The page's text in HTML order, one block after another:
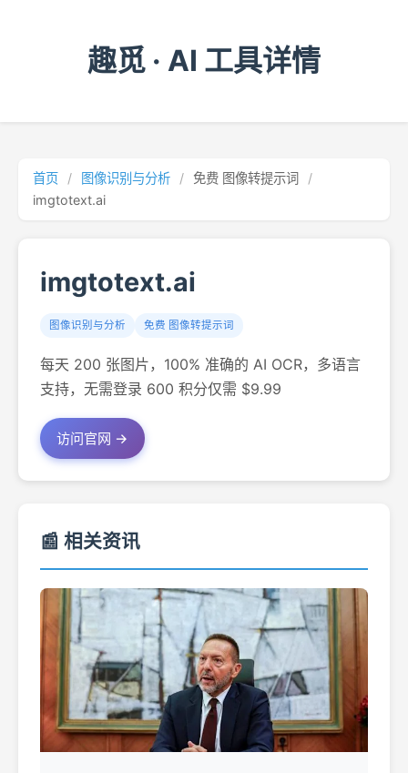
趣觅 · AI 工具详情
首页 / 图像识别与分析 / 免费 图像转提示词
/
imgtotext.ai
imgtotext.ai
图像识别与分析 免费 图像转提示词
每天 200 张图片，100% 准确的 AI OCR，多语言
支持，无需登录 600 积分仅需 $9.99
访问官网 →
📰 相关资讯